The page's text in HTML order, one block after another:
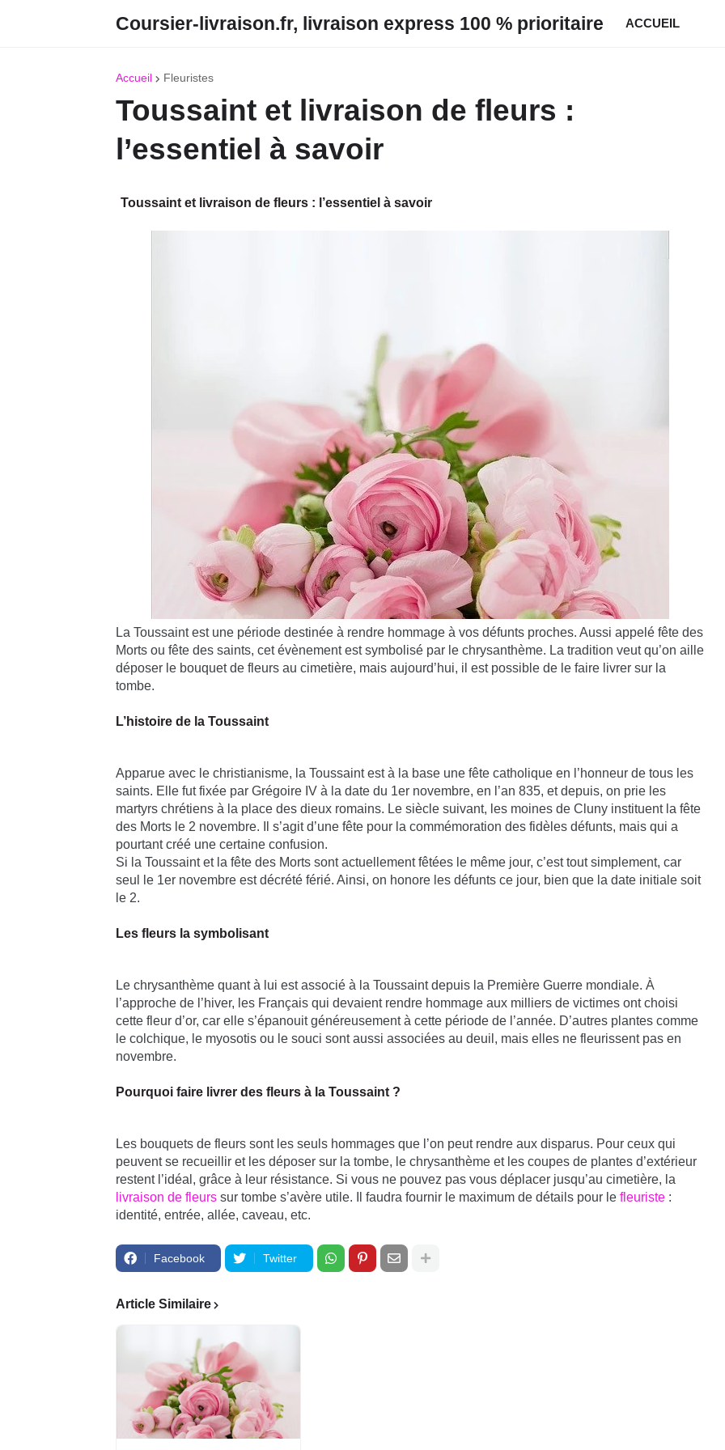
Coursier-livraison.fr, livraison express 100 % prioritaire ACCUEIL
Accueil Fleuristes
Toussaint et livraison de fleurs :
l’essentiel à savoir
Toussaint et livraison de fleurs : l’essentiel à savoir
La Toussaint est une période destinée à rendre hommage à vos défunts proches. Aussi appelé fête des
Morts ou fête des saints, cet évènement est symbolisé par le chrysanthème. La tradition veut qu’on aille
déposer le bouquet de fleurs au cimetière, mais aujourd’hui, il est possible de le faire livrer sur la
tombe.
L’histoire de la Toussaint
Apparue avec le christianisme, la Toussaint est à la base une fête catholique en l’honneur de tous les
saints. Elle fut fixée par Grégoire IV à la date du 1er novembre, en l’an 835, et depuis, on prie les
martyrs chrétiens à la place des dieux romains. Le siècle suivant, les moines de Cluny instituent la fête
des Morts le 2 novembre. Il s’agit d’une fête pour la commémoration des fidèles défunts, mais qui a
pourtant créé une certaine confusion.
Si la Toussaint et la fête des Morts sont actuellement fêtées le même jour, c’est tout simplement, car
seul le 1er novembre est décrété férié. Ainsi, on honore les défunts ce jour, bien que la date initiale soit
le 2.
Les fleurs la symbolisant
Le chrysanthème quant à lui est associé à la Toussaint depuis la Première Guerre mondiale. À
l’approche de l’hiver, les Français qui devaient rendre hommage aux milliers de victimes ont choisi
cette fleur d’or, car elle s’épanouit généreusement à cette période de l’année. D’autres plantes comme
le colchique, le myosotis ou le souci sont aussi associées au deuil, mais elles ne fleurissent pas en
novembre.
Pourquoi faire livrer des fleurs à la Toussaint ?
Les bouquets de fleurs sont les seuls hommages que l’on peut rendre aux disparus. Pour ceux qui
peuvent se recueillir et les déposer sur la tombe, le chrysanthème et les coupes de plantes d’extérieur
restent l’idéal, grâce à leur résistance. Si vous ne pouvez pas vous déplacer jusqu’au cimetière, la
livraison de fleurs sur tombe s’avère utile. Il faudra fournir le maximum de détails pour le fleuriste :
identité, entrée, allée, caveau, etc.
Facebook Twitter
Article Similaire